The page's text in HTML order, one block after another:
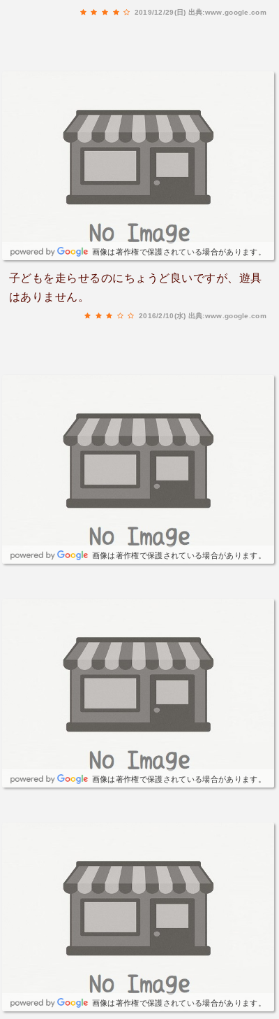
2019/12/29(日) 出典:www.google.com
画像は著作権で保護されている場合があります。
子どもを走らせるのにちょうど良いですが、遊具
はありません。
2016/2/10(水) 出典:www.google.com
画像は著作権で保護されている場合があります。
画像は著作権で保護されている場合があります。
画像は著作権で保護されている場合があります。